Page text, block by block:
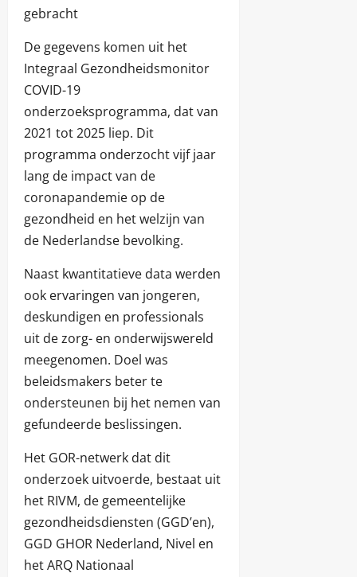
gebracht
De gegevens komen uit het
Integraal Gezondheidsmonitor
COVID-19
onderzoeksprogramma, dat van
2021 tot 2025 liep. Dit
programma onderzocht vijf jaar
lang de impact van de
coronapandemie op de
gezondheid en het welzijn van
de Nederlandse bevolking.
Naast kwantitatieve data werden
ook ervaringen van jongeren,
deskundigen en professionals
uit de zorg- en onderwijswereld
meegenomen. Doel was
beleidsmakers beter te
ondersteunen bij het nemen van
gefundeerde beslissingen.
Het GOR-netwerk dat dit
onderzoek uitvoerde, bestaat uit
het RIVM, de gemeentelijke
gezondheidsdiensten (GGD’en),
GGD GHOR Nederland, Nivel en
het ARQ Nationaal